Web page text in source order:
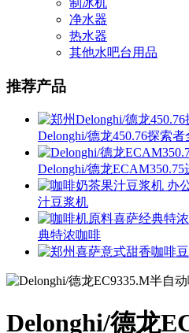
制冰机
净水器
热水器
其他水吧台用品
推荐产品
Delonghi/德龙450.76探索
Delonghi/德龙
办
汁豆浆机
典特浓咖啡
Delonghi/德龙